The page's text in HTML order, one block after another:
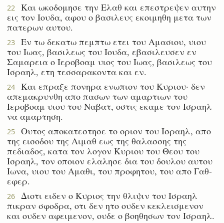
22
Και ωκοδομησε την Ελαθ και επεστρεψεν αυτην
εις τον Ιουδα, αφου ο βασιλευς εκοιμηθη μετα των
πατερων αυτου.
23
Εν τω δεκατω πεμπτω ετει του Αμασιου, υιου
του Ιωας, βασιλεως του Ιουδα, εβασιλευσεν εν
Σαμαρεια ο Ιεροβοαμ υιος του Ιωας, βασιλεως του
Ισραηλ, ετη τεσσαρακοντα και εν.
24
Και επραξε πονηρα ενωπιον του Κυριου· δεν
απεμακρυνθη απο πασων των αμαρτιων του
Ιεροβοαμ υιου του Ναβατ, οστις εκαμε τον Ισραηλ
να αμαρτηση.
25
Ουτος αποκατεστησε το οριον του Ισραηλ, απο
της εισοδου της Αιμαθ εως της θαλασσης της
πεδιαδος, κατα τον λογον Κυριου του Θεου του
Ισραηλ, τον οποιον ελαλησε δια του δουλου αυτου
Ιωνα, υιου του Αμαθι, του προφητου, του απο Γαθ-
εφερ.
26
Διοτι ειδεν ο Κυριος την θλιψιν του Ισραηλ
πικραν σφοδρα, οτι δεν ητο ουδεν κεκλεισμενον
και ουδεν αφειμενον, ουδε ο βοηθησων τον Ισραηλ.